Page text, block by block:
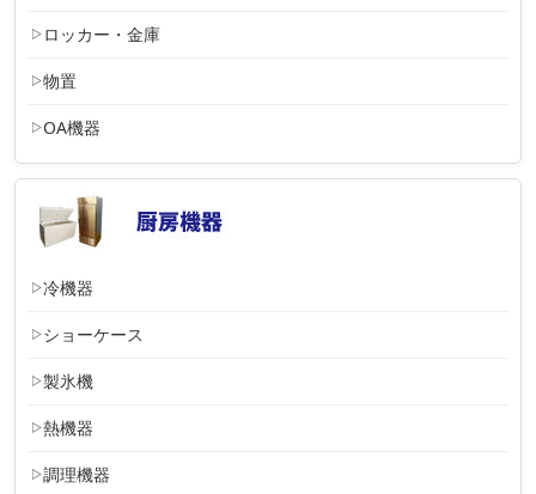
ロッカー・金庫
物置
OA機器
冷機器
ショーケース
製氷機
熱機器
調理機器